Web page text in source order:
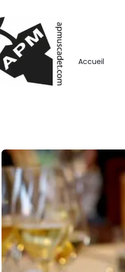
Accueil